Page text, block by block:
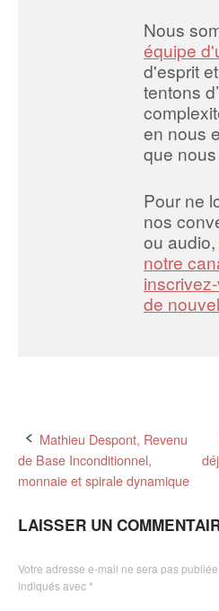
Nous
équipe
d'esprit
tentons
en nous
que
Pour ne
nos
ou audio,
notre
de
Post
navigation
Mathieu Despont, Revenu
de Base Inconditionnel,
monnaie et spirale dynamique
LAISSER UN
Votre adresse e-mail ne sera pas publiée.
indiqués avec*